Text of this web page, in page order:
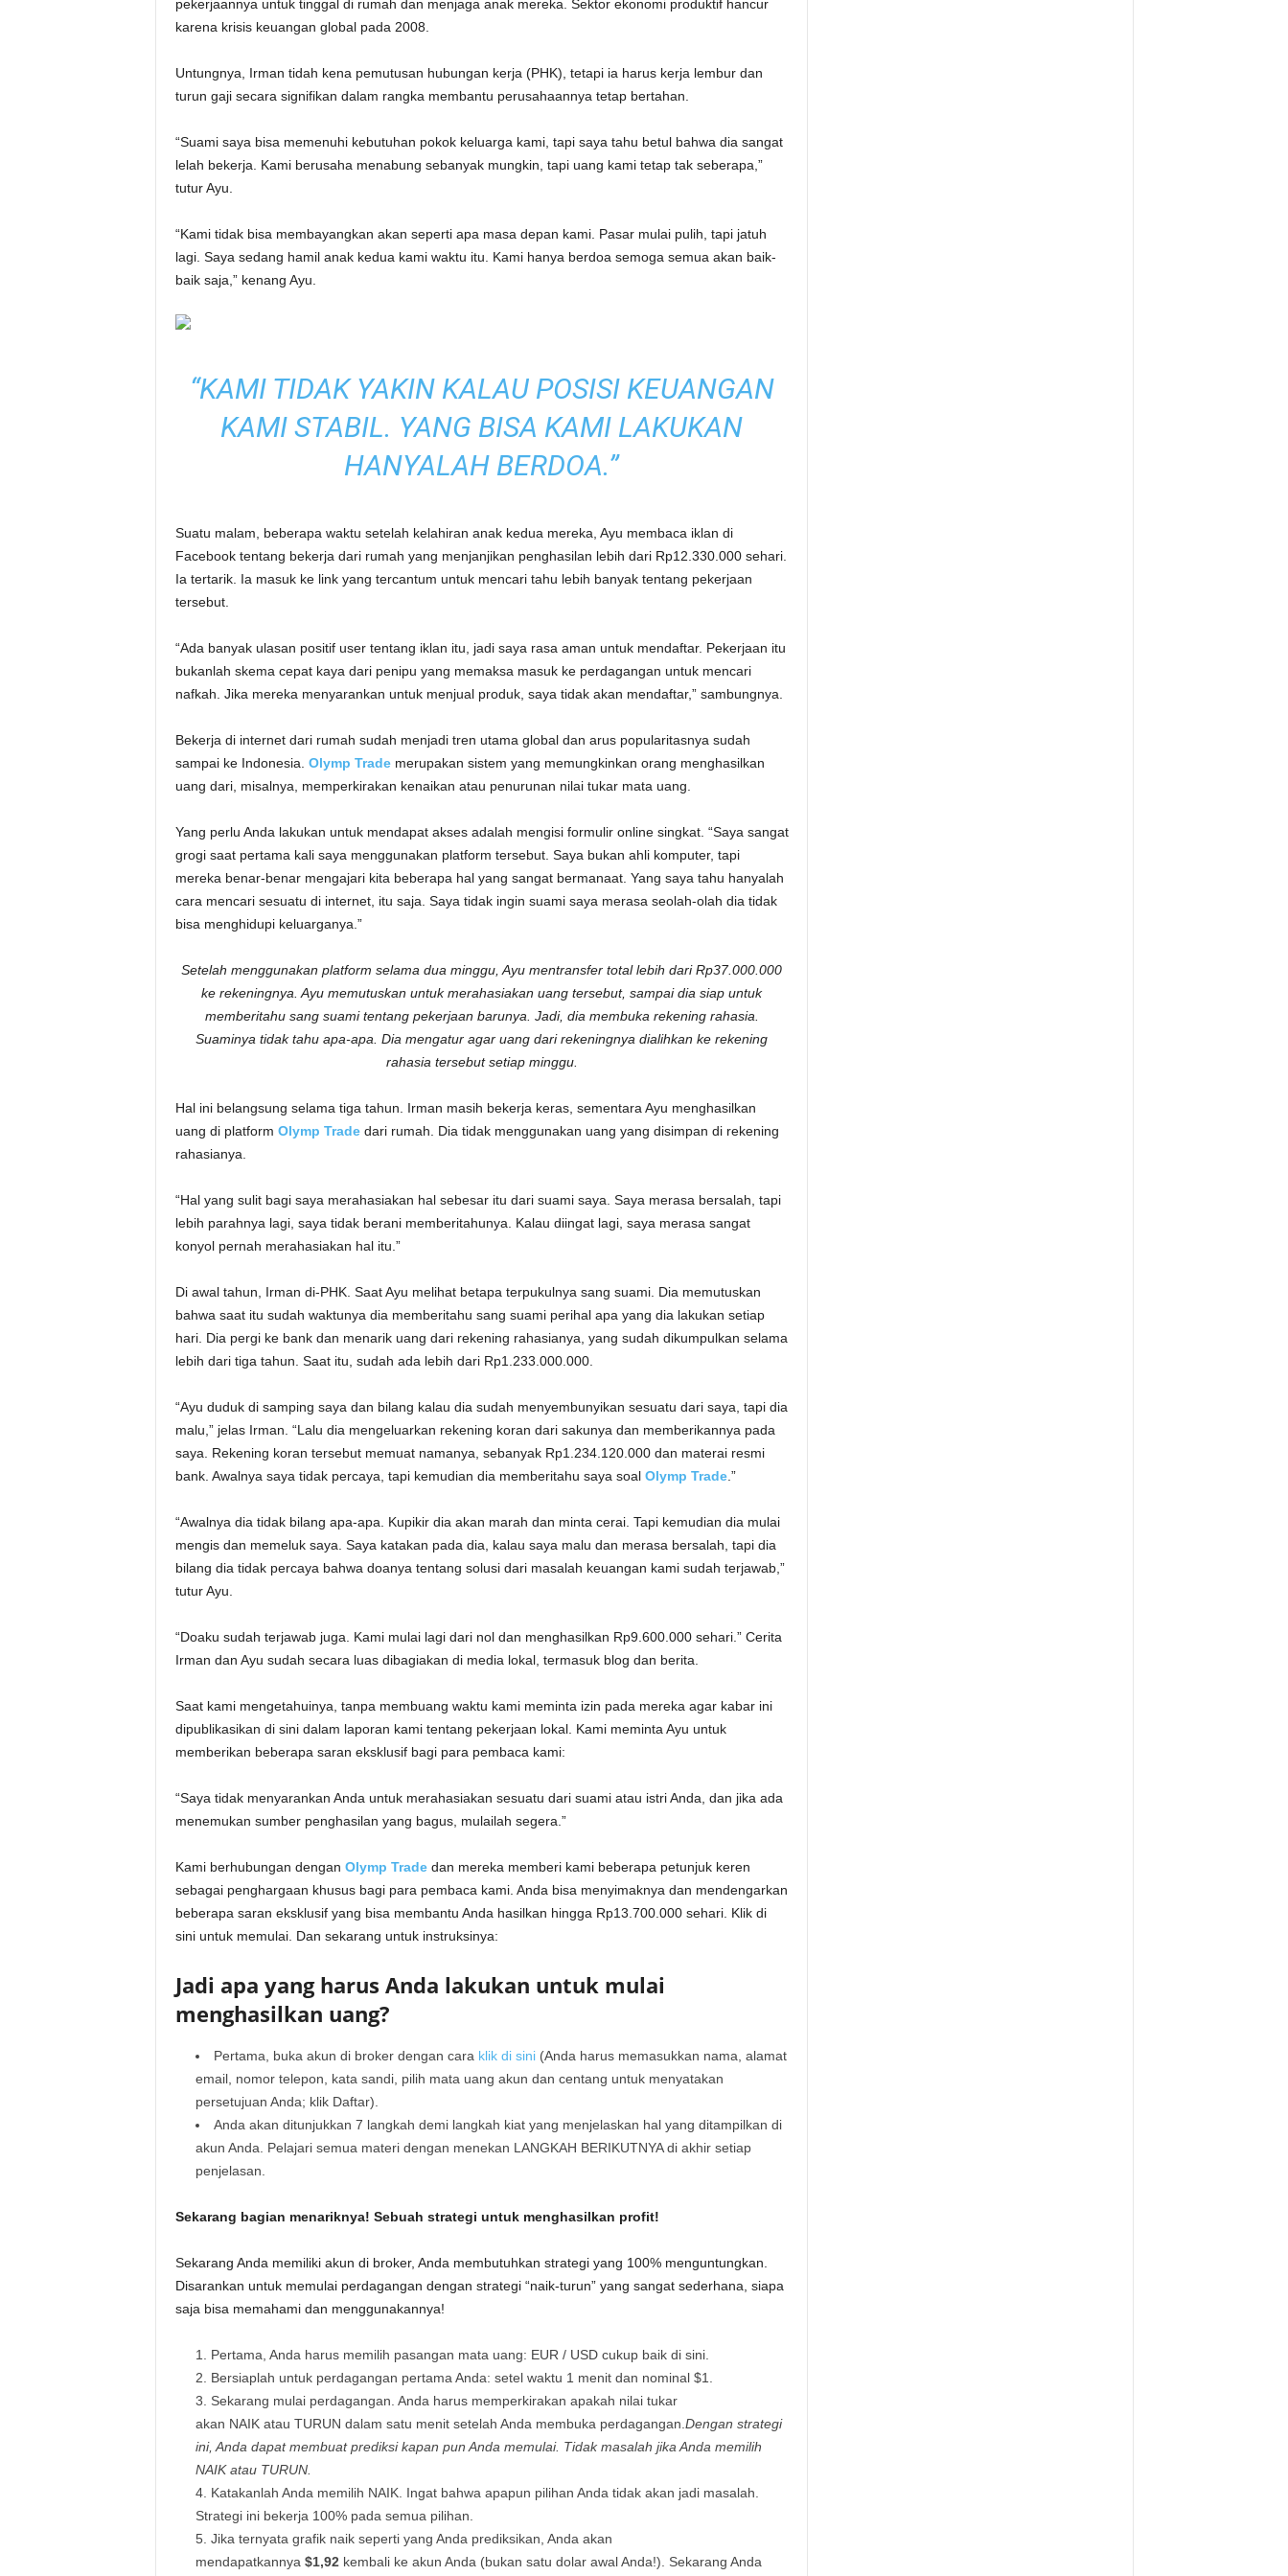
pekerjaannya untuk tinggal di rumah dan menjaga anak mereka. Sektor ekonomi produktif hancur
karena krisis keuangan global pada 2008.
Untungnya, Irman tidah kena pemutusan hubungan kerja (PHK), tetapi ia harus kerja lembur dan
turun gaji secara signifikan dalam rangka membantu perusahaannya tetap bertahan.
“Suami saya bisa memenuhi kebutuhan pokok keluarga kami, tapi saya tahu betul bahwa dia sangat
lelah bekerja. Kami berusaha menabung sebanyak mungkin, tapi uang kami tetap tak seberapa,”
tutur Ayu.
“Kami tidak bisa membayangkan akan seperti apa masa depan kami. Pasar mulai pulih, tapi jatuh
lagi. Saya sedang hamil anak kedua kami waktu itu. Kami hanya berdoa semoga semua akan baik-
baik saja,” kenang Ayu.
“KAMI TIDAK YAKIN KALAU POSISI KEUANGAN
KAMI STABIL. YANG BISA KAMI LAKUKAN
HANYALAH BERDOA.”
Suatu malam, beberapa waktu setelah kelahiran anak kedua mereka, Ayu membaca iklan di
Facebook tentang bekerja dari rumah yang menjanjikan penghasilan lebih dari Rp12.330.000 sehari.
Ia tertarik. Ia masuk ke link yang tercantum untuk mencari tahu lebih banyak tentang pekerjaan
tersebut.
“Ada banyak ulasan positif user tentang iklan itu, jadi saya rasa aman untuk mendaftar. Pekerjaan itu
bukanlah skema cepat kaya dari penipu yang memaksa masuk ke perdagangan untuk mencari
nafkah. Jika mereka menyarankan untuk menjual produk, saya tidak akan mendaftar,” sambungnya.
Bekerja di internet dari rumah sudah menjadi tren utama global dan arus popularitasnya sudah
sampai ke Indonesia. Olymp Trademerupakan sistem yang memungkinkan orang menghasilkan
uang dari, misalnya, memperkirakan kenaikan atau penurunan nilai tukar mata uang.
Yang perlu Anda lakukan untuk mendapat akses adalah mengisi formulir online singkat. “Saya sangat
grogi saat pertama kali saya menggunakan platform tersebut. Saya bukan ahli komputer, tapi
mereka benar-benar mengajari kita beberapa hal yang sangat bermanaat. Yang saya tahu hanyalah
cara mencari sesuatu di internet, itu saja. Saya tidak ingin suami saya merasa seolah-olah dia tidak
bisa menghidupi keluarganya.”
Setelah menggunakan platform selama dua minggu, Ayu mentransfer total lebih dari Rp37.000.000
ke rekeningnya. Ayu memutuskan untuk merahasiakan uang tersebut, sampai dia siap untuk
memberitahu sang suami tentang pekerjaan barunya. Jadi, dia membuka rekening rahasia.
Suaminya tidak tahu apa-apa. Dia mengatur agar uang dari rekeningnya dialihkan ke rekening
rahasia tersebut setiap minggu.
Hal ini belangsung selama tiga tahun. Irman masih bekerja keras, sementara Ayu menghasilkan
uang di platform Olymp Tradedari rumah. Dia tidak menggunakan uang yang disimpan di rekening
rahasianya.
“Hal yang sulit bagi saya merahasiakan hal sebesar itu dari suami saya. Saya merasa bersalah, tapi
lebih parahnya lagi, saya tidak berani memberitahunya. Kalau diingat lagi, saya merasa sangat
konyol pernah merahasiakan hal itu.”
Di awal tahun, Irman di-PHK. Saat Ayu melihat betapa terpukulnya sang suami. Dia memutuskan
bahwa saat itu sudah waktunya dia memberitahu sang suami perihal apa yang dia lakukan setiap
hari. Dia pergi ke bank dan menarik uang dari rekening rahasianya, yang sudah dikumpulkan selama
lebih dari tiga tahun. Saat itu, sudah ada lebih dari Rp1.233.000.000.
“Ayu duduk di samping saya dan bilang kalau dia sudah menyembunyikan sesuatu dari saya, tapi dia
malu,” jelas Irman. “Lalu dia mengeluarkan rekening koran dari sakunya dan memberikannya pada
saya. Rekening koran tersebut memuat namanya, sebanyak Rp1.234.120.000 dan materai resmi
bank. Awalnya saya tidak percaya, tapi kemudian dia memberitahu saya soal Olymp Trade.”
“Awalnya dia tidak bilang apa-apa. Kupikir dia akan marah dan minta cerai. Tapi kemudian dia mulai
mengis dan memeluk saya. Saya katakan pada dia, kalau saya malu dan merasa bersalah, tapi dia
bilang dia tidak percaya bahwa doanya tentang solusi dari masalah keuangan kami sudah terjawab,”
tutur Ayu.
“Doaku sudah terjawab juga. Kami mulai lagi dari nol dan menghasilkan Rp9.600.000 sehari.” Cerita
Irman dan Ayu sudah secara luas dibagiakan di media lokal, termasuk blog dan berita.
Saat kami mengetahuinya, tanpa membuang waktu kami meminta izin pada mereka agar kabar ini
dipublikasikan di sini dalam laporan kami tentang pekerjaan lokal. Kami meminta Ayu untuk
memberikan beberapa saran eksklusif bagi para pembaca kami:
“Saya tidak menyarankan Anda untuk merahasiakan sesuatu dari suami atau istri Anda, dan jika ada
menemukan sumber penghasilan yang bagus, mulailah segera.”
Kami berhubungan dengan Olymp Tradedan mereka memberi kami beberapa petunjuk keren
sebagai penghargaan khusus bagi para pembaca kami. Anda bisa menyimaknya dan mendengarkan
beberapa saran eksklusif yang bisa membantu Anda hasilkan hingga Rp13.700.000 sehari. Klik di
sini untuk memulai. Dan sekarang untuk instruksinya:
Jadi apa yang harus Anda lakukan untuk mulai
menghasilkan uang?
Pertama, buka akun di broker dengan cara klik di sini(Anda harus memasukkan nama, alamat
email, nomor telepon, kata sandi, pilih mata uang akun dan centang untuk menyatakan
persetujuan Anda; klik Daftar).
Anda akan ditunjukkan 7 langkah demi langkah kiat yang menjelaskan hal yang ditampilkan di
akun Anda. Pelajari semua materi dengan menekan LANGKAH BERIKUTNYA di akhir setiap
penjelasan.
Sekarang bagian menariknya! Sebuah strategi untuk menghasilkan profit!
Sekarang Anda memiliki akun di broker, Anda membutuhkan strategi yang 100% menguntungkan.
Disarankan untuk memulai perdagangan dengan strategi “naik-turun” yang sangat sederhana, siapa
saja bisa memahami dan menggunakannya!
Pertama, Anda harus memilih pasangan mata uang: EUR / USD cukup baik di sini.
Bersiaplah untuk perdagangan pertama Anda: setel waktu 1 menit dan nominal $1.
Sekarang mulai perdagangan. Anda harus memperkirakan apakah nilai tukar
akan NAIKatau TURUN dalam satu menit setelah Anda membuka perdagangan. Dengan strategi
ini, Anda dapat membuat prediksi kapan pun Anda memulai. Tidak masalah jika Anda memilih
NAIK atau TURUN.
Katakanlah Anda memilih NAIK. Ingat bahwa apapun pilihan Anda tidak akan jadi masalah.
Strategi ini bekerja 100% pada semua pilihan.
Jika ternyata grafik naik seperti yang Anda prediksikan, Anda akan
mendapatkannya $1,92kembali ke akun Anda (bukan satu dolar awal Anda!). Sekarang Anda